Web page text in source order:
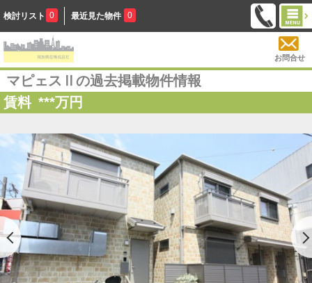
検討リスト 0 最近見た物件 0
お問合せ
マピェスⅡの過去掲載物件情報
賃料 ***万円